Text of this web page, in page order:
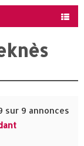
sur 9 annonces